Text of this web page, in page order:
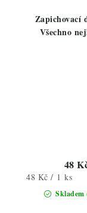
Zapichovací
Všechno
Skladem
48
Měrná
48 Kč / 1 ks